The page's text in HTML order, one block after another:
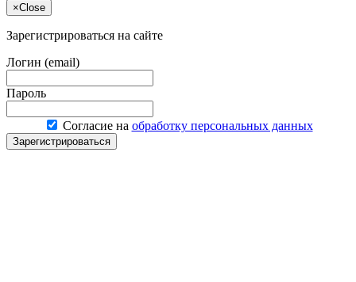
×Close
Зарегистрироваться на сайте
Логин (email)
Пароль
Согласие на обработку персональных данных
Зарегистрироваться